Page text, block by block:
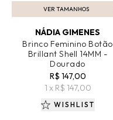
VER TAMANHOS
ADICIONAR AO CARRINHO
NÁDIA GIMENES
Brinco Feminino Botão
Brillant Shell 14MM -
Dourado
R$ 147,00
1 x R$ 147,00
WISHLIST